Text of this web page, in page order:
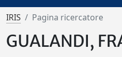
IRIS Pagina ricercatore
GUALANDI,